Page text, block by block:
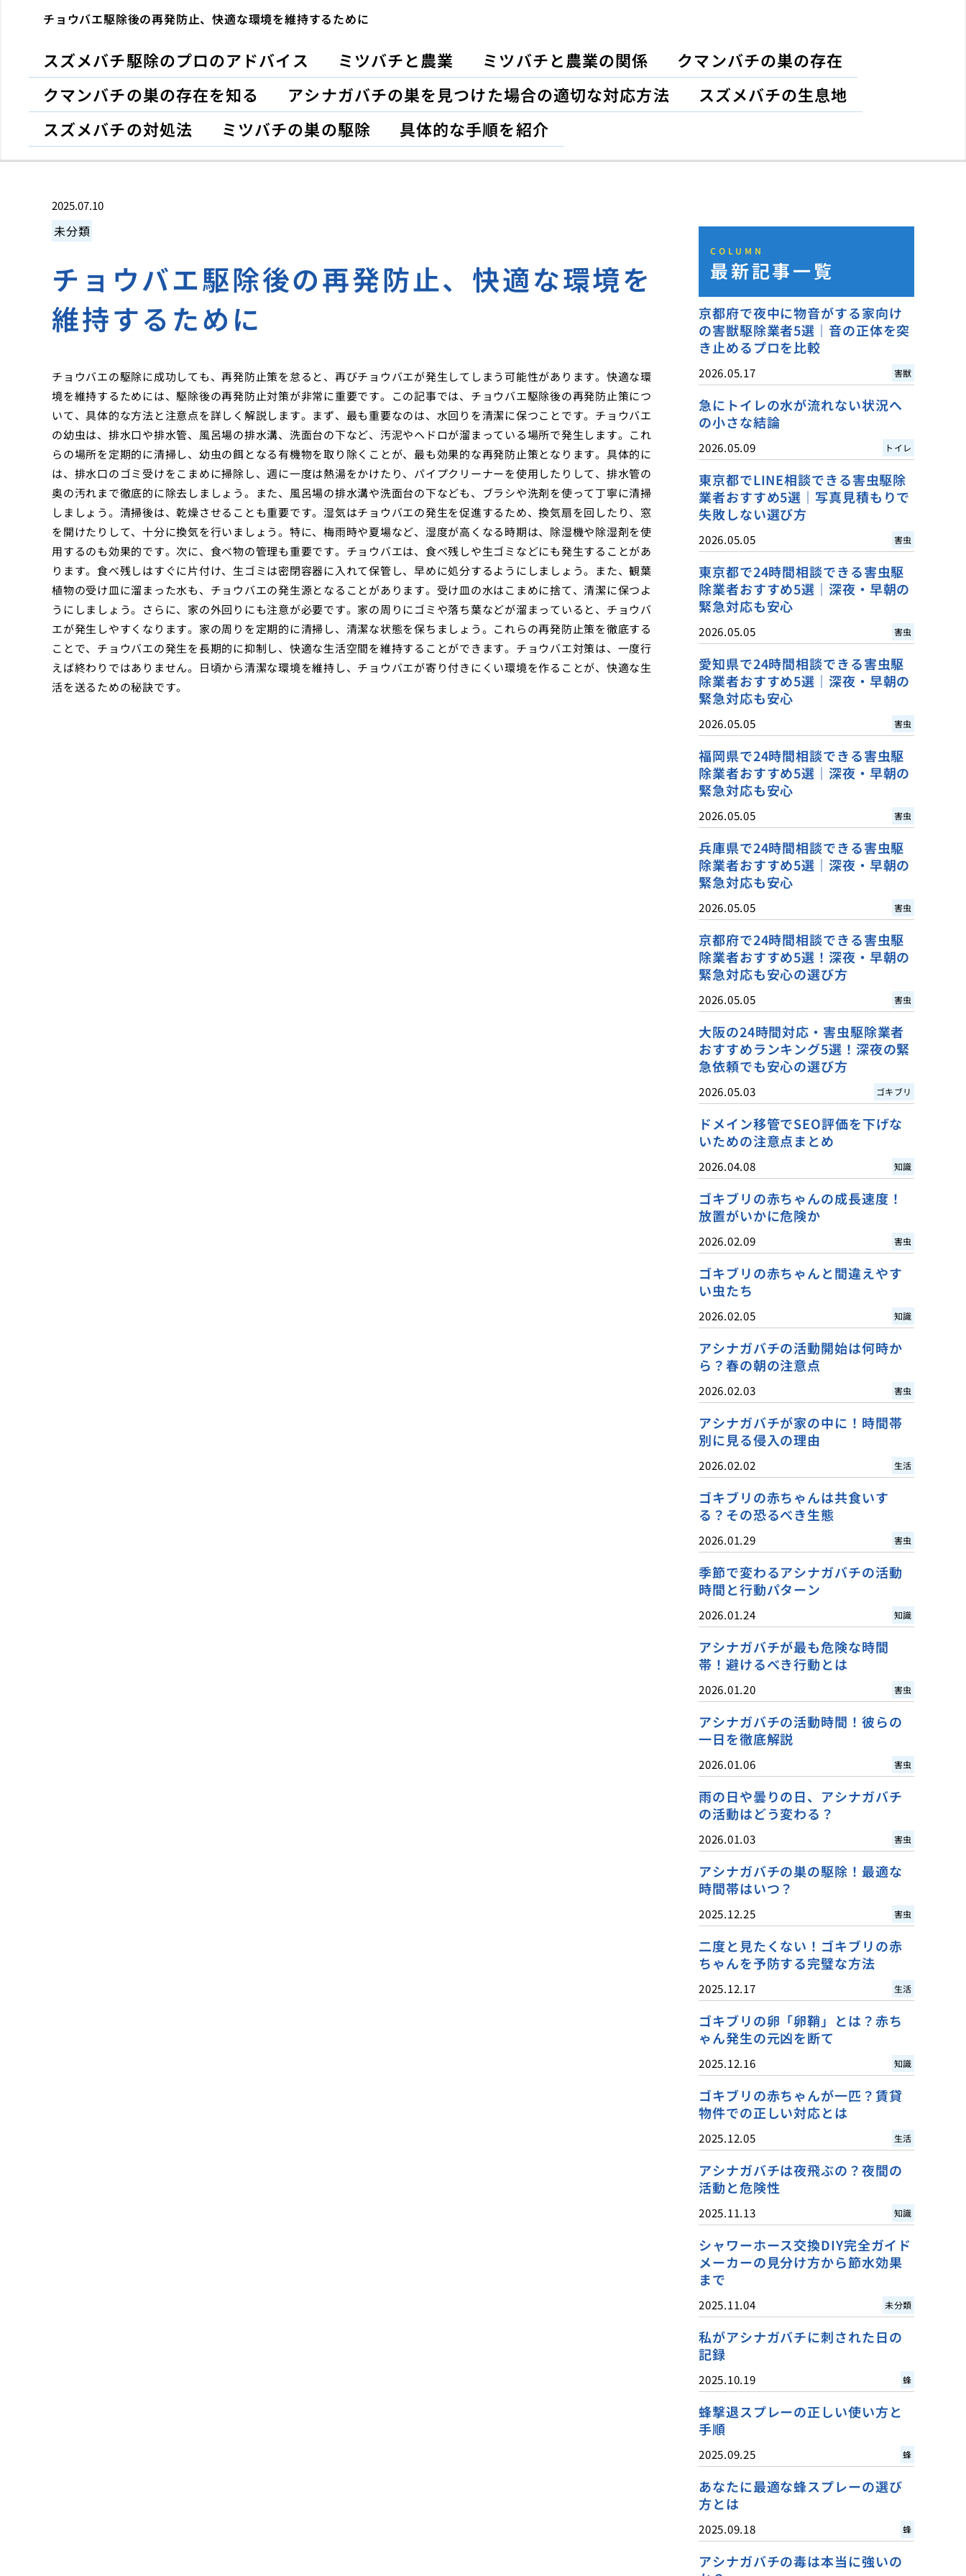
チョウバエ駆除後の再発防止、快適な環境を維持するために
スズメバチ駆除のプロのアドバイス ミツバチと農業 ミツバチと農業の関係
クマンバチの巣の存在
クマンバチの巣の存在を知る
アシナガバチの巣を見つけた場合の適切な対応方法
スズメバチの生息地
スズメバチの対処法
ミツバチの巣の駆除 具体的な手順を紹介
2025.07.10
未分類
チョウバエ駆除後の再発防止、快適な環境を
維持するために
チョウバエの駆除に成功しても、再発防止策を怠ると、再びチョウバエが発生してしまう可能性があります。快適な環
境を維持するためには、駆除後の再発防止対策が非常に重要です。この記事では、チョウバエ駆除後の再発防止策につ
いて、具体的な方法と注意点を詳しく解説します。まず、最も重要なのは、水回りを清潔に保つことです。チョウバエ
の幼虫は、排水口や排水管、風呂場の排水溝、洗面台の下など、汚泥やヘドロが溜まっている場所で発生します。これ
らの場所を定期的に清掃し、幼虫の餌となる有機物を取り除くことが、最も効果的な再発防止策となります。具体的に
は、排水口のゴミ受けをこまめに掃除し、週に一度は熱湯をかけたり、パイプクリーナーを使用したりして、排水管の
奥の汚れまで徹底的に除去しましょう。また、風呂場の排水溝や洗面台の下なども、ブラシや洗剤を使って丁寧に清掃
しましょう。清掃後は、乾燥させることも重要です。湿気はチョウバエの発生を促進するため、換気扇を回したり、窓
を開けたりして、十分に換気を行いましょう。特に、梅雨時や夏場など、湿度が高くなる時期は、除湿機や除湿剤を使
用するのも効果的です。次に、食べ物の管理も重要です。チョウバエは、食べ残しや生ゴミなどにも発生することがあ
ります。食べ残しはすぐに片付け、生ゴミは密閉容器に入れて保管し、早めに処分するようにしましょう。また、観葉
植物の受け皿に溜まった水も、チョウバエの発生源となることがあります。受け皿の水はこまめに捨て、清潔に保つよ
うにしましょう。さらに、家の外回りにも注意が必要です。家の周りにゴミや落ち葉などが溜まっていると、チョウバ
エが発生しやすくなります。家の周りを定期的に清掃し、清潔な状態を保ちましょう。これらの再発防止策を徹底する
ことで、チョウバエの発生を長期的に抑制し、快適な生活空間を維持することができます。チョウバエ対策は、一度行
えば終わりではありません。日頃から清潔な環境を維持し、チョウバエが寄り付きにくい環境を作ることが、快適な生
活を送るための秘訣です。
COLUMN
最新記事一覧
京都府で夜中に物音がする家向け
の害獣駆除業者5選｜音の正体を突
き止めるプロを比較
2026.05.17 害獣
急にトイレの水が流れない状況へ
の小さな結論
2026.05.09 トイレ
東京都でLINE相談できる害虫駆除
業者おすすめ5選｜写真見積もりで
失敗しない選び方
2026.05.05 害虫
東京都で24時間相談できる害虫駆
除業者おすすめ5選｜深夜・早朝の
緊急対応も安心
2026.05.05 害虫
愛知県で24時間相談できる害虫駆
除業者おすすめ5選｜深夜・早朝の
緊急対応も安心
2026.05.05 害虫
福岡県で24時間相談できる害虫駆
除業者おすすめ5選｜深夜・早朝の
緊急対応も安心
2026.05.05 害虫
兵庫県で24時間相談できる害虫駆
除業者おすすめ5選｜深夜・早朝の
緊急対応も安心
2026.05.05 害虫
京都府で24時間相談できる害虫駆
除業者おすすめ5選！深夜・早朝の
緊急対応も安心の選び方
2026.05.05 害虫
大阪の24時間対応・害虫駆除業者
おすすめランキング5選！深夜の緊
急依頼でも安心の選び方
2026.05.03 ゴキブリ
ドメイン移管でSEO評価を下げな
いための注意点まとめ
2026.04.08 知識
ゴキブリの赤ちゃんの成長速度！
放置がいかに危険か
2026.02.09 害虫
ゴキブリの赤ちゃんと間違えやす
い虫たち
2026.02.05 知識
アシナガバチの活動開始は何時か
ら？春の朝の注意点
2026.02.03 害虫
アシナガバチが家の中に！時間帯
別に見る侵入の理由
2026.02.02 生活
ゴキブリの赤ちゃんは共食いす
る？その恐るべき生態
2026.01.29 害虫
季節で変わるアシナガバチの活動
時間と行動パターン
2026.01.24 知識
アシナガバチが最も危険な時間
帯！避けるべき行動とは
2026.01.20 害虫
アシナガバチの活動時間！彼らの
一日を徹底解説
2026.01.06 害虫
雨の日や曇りの日、アシナガバチ
の活動はどう変わる？
2026.01.03 害虫
アシナガバチの巣の駆除！最適な
時間帯はいつ？
2025.12.25 害虫
二度と見たくない！ゴキブリの赤
ちゃんを予防する完璧な方法
2025.12.17 生活
ゴキブリの卵「卵鞘」とは？赤ち
ゃん発生の元凶を断て
2025.12.16 知識
ゴキブリの赤ちゃんが一匹？賃貸
物件での正しい対応とは
2025.12.05 生活
アシナガバチは夜飛ぶの？夜間の
活動と危険性
2025.11.13 知識
シャワーホース交換DIY完全ガイド
メーカーの見分け方から節水効果
まで
2025.11.04 未分類
私がアシナガバチに刺された日の
記録
2025.10.19 蜂
蜂撃退スプレーの正しい使い方と
手順
2025.09.25 蜂
あなたに最適な蜂スプレーの選び
方とは
2025.09.18 蜂
アシナガバチの毒は本当に強いの